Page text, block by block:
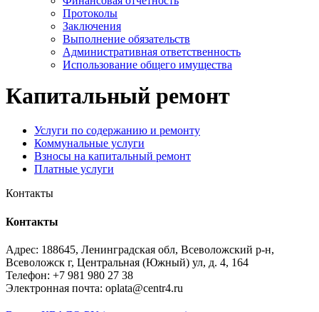
Протоколы
Заключения
Выполнение обязательств
Административная ответственность
Использование общего имущества
Капитальный ремонт
Услуги по содержанию и ремонту
Коммунальные услуги
Взносы на капитальный ремонт
Платные услуги
Контакты
Контакты
Адрес: 188645, Ленинградская обл, Всеволожский р-н,
Всеволожск г, Центральная (Южный) ул, д. 4, 164
Телефон: +7 981 980 27 38
Электронная почта: oplata@centr4.ru